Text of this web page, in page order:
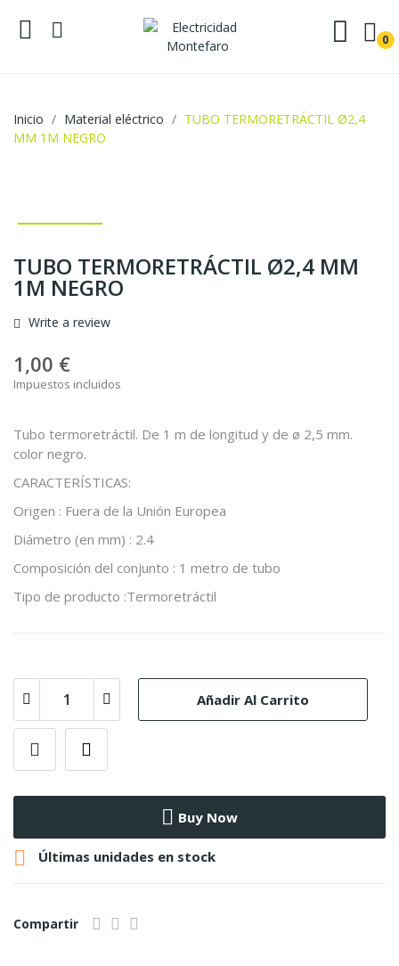
0
Inicio Material eléctrico
TUBO TERMORETRÁCTIL Ø2,4
MM 1M NEGRO
TUBO TERMORETRÁCTIL Ø2,4 MM
1M NEGRO
Write a review
1,00 €
Impuestos incluidos
Tubo termoretráctil. De 1 m de longitud y de ø 2,5 mm.
color negro.
CARACTERÍSTICAS:
Origen : Fuera de la Unión Europea
Diámetro (en mm) : 2.4
Composición del conjunto : 1 metro de tubo
Tipo de producto :Termoretráctil
Añadir Al Carrito
Buy Now
 Últimas unidades en stock
Compartir